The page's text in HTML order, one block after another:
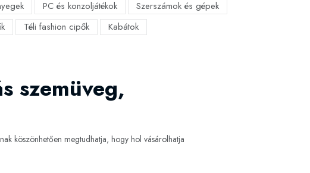
PC és konzoljátékok
Szerszámok és gépek
Téli fashion cipők Kabátok
szemüveg,
köszönhetően megtudhatja, hogy hol vásárolhatja